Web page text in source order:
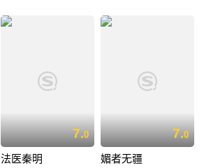
7.0
法医秦明
7.0
媚者无疆